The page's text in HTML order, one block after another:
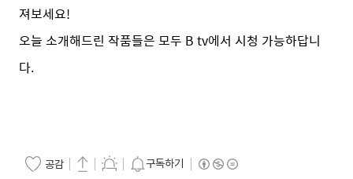
져보세요!
오늘 소개해드린 작품들은 모두 B tv에서 시청 가능하답니
다.
공감 구독하기